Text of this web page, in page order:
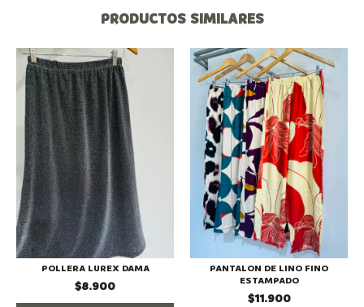
PRODUCTOS SIMILARES
POLLERA LUREX DAMA
$8.900
PANTALON DE LINO FINO
ESTAMPADO
$11.900